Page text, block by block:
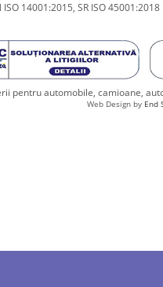
ISO 14001:2015, SR ISO 45001:2018
pentru automobile, camioane,
Web Design by End